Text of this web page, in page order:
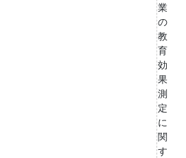
業
の
教
育
効
果
測
定
に
関
す